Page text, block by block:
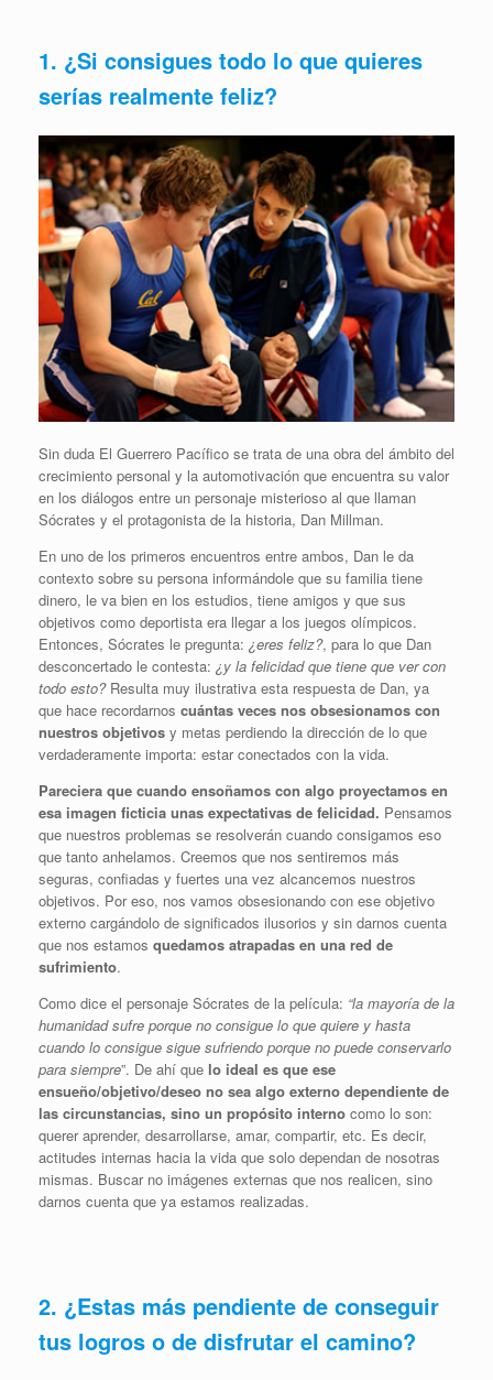
1. ¿Si consigues todo lo que quieres
serías realmente feliz?
Sin duda El Guerrero Pacífico se trata de una obra del ámbito del
crecimiento personal y la automotivación que encuentra su valor
en los diálogos entre un personaje misterioso al que llaman
Sócrates y el protagonista de la historia, Dan Millman.
En uno de los primeros encuentros entre ambos, Dan le da
contexto sobre su persona informándole que su familia tiene
dinero, le va bien en los estudios, tiene amigos y que sus
objetivos como deportista era llegar a los juegos olímpicos.
Entonces, Sócrates le pregunta: ¿eres feliz?, para lo que Dan
desconcertado le contesta: ¿y la felicidad que tiene que ver con
todo esto?Resulta muy ilustrativa esta respuesta de Dan, ya
que hace recordarnos cuántas veces nos obsesionamos con
nuestros objetivos y metas perdiendo la dirección de lo que
verdaderamente importa: estar conectados con la vida.
Pareciera que cuando ensoñamos con algo proyectamos en
esa imagen ficticia unas expectativas de felicidad. Pensamos
que nuestros problemas se resolverán cuando consigamos eso
que tanto anhelamos. Creemos que nos sentiremos más
seguras, confiadas y fuertes una vez alcancemos nuestros
objetivos. Por eso, nos vamos obsesionando con ese objetivo
externo cargándolo de significados ilusorios y sin darnos cuenta
que nos estamos quedamos atrapadas en una red de
sufrimiento.
Como dice el personaje Sócrates de la película: “la mayoría de la
humanidad sufre porque no consigue lo que quiere y hasta
cuando lo consigue sigue sufriendo porque no puede conservarlo
para siempre”. De ahí que lo ideal es que ese
ensueño/objetivo/deseo no sea algo externo dependiente de
las circunstancias, sino un propósito interno como lo son:
querer aprender, desarrollarse, amar, compartir, etc. Es decir,
actitudes internas hacia la vida que solo dependan de nosotras
mismas. Buscar no imágenes externas que nos realicen, sino
darnos cuenta que ya estamos realizadas.
2. ¿Estas más pendiente de conseguir
tus logros o de disfrutar el camino?